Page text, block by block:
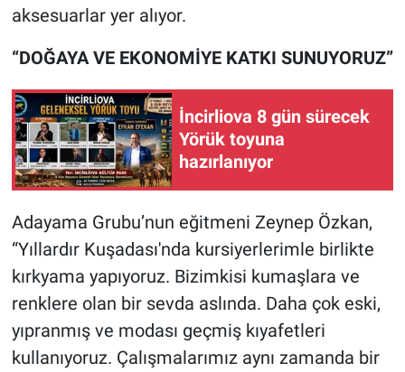
aksesuarlar yer alıyor.
“DOĞAYA VE EKONOMİYE KATKI SUNUYORUZ”
İncirliova 8 gün sürecek
Yörük toyuna
hazırlanıyor
Adayama Grubu’nun eğitmeni Zeynep Özkan,
“Yıllardır Kuşadası'nda kursiyerlerimle birlikte
kırkyama yapıyoruz. Bizimkisi kumaşlara ve
renklere olan bir sevda aslında. Daha çok eski,
yıpranmış ve modası geçmiş kıyafetleri
kullanıyoruz. Çalışmalarımız aynı zamanda bir